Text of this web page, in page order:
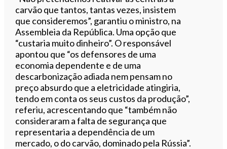
carvão que tantos, tantas vezes, insistem
que consideremos”, garantiu o ministro, na
Assembleia da República. Uma opção que
“custaria muito dinheiro”. O responsável
apontou que “os defensores de uma
economia dependente e de uma
descarbonização adiada nem pensam no
preço absurdo que a eletricidade atingiria,
tendo em conta os seus custos da produção”,
referiu, acrescentando que “também não
consideraram a falta de segurança que
representaria a dependência de um
mercado, o do carvão, dominado pela Rússia”.